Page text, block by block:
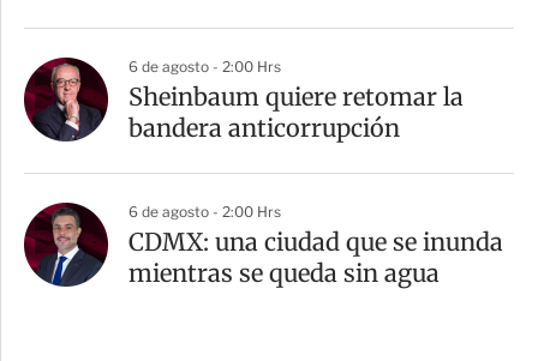
6 de agosto - 2:00 Hrs
Sheinbaum quiere retomar la
bandera anticorrupción
6 de agosto - 2:00 Hrs
CDMX: una ciudad que se inunda
mientras se queda sin agua